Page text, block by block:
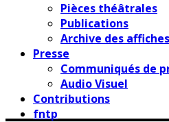
Pièces théâtrales
Publications
Archive des affiches
Presse
Communiqués de
Audio Visuel
Contributions
fntp